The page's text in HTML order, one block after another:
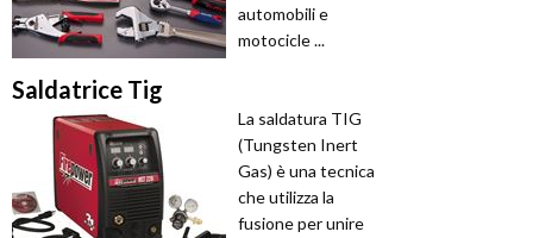
automobili e
motocicle ...
Saldatrice Tig
La saldatura TIG
(Tungsten Inert
Gas) è una tecnica
che utilizza la
fusione per unire